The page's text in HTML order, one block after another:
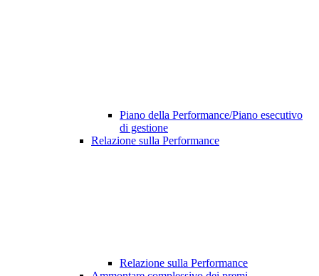
Piano della Performance/Piano esecutivo
di gestione
Relazione sulla Performance
Relazione sulla Performance